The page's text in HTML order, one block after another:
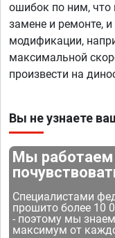
ошибок по ним, что
замене и ремонте,
модификации,
максимальной
произвести на
Вы не узнаете
Мы работаем
Специалистами
прошито более 10
- поэтому мы
максимум от